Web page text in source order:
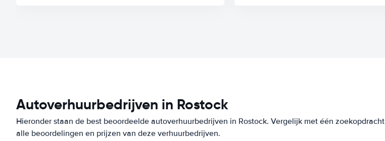
Autoverhuurbedrijven in Rostock
Hieronder staan de best beoordeelde autoverhuurbedrijven in Rostock. Vergelijk met één zoekopdracht
alle beoordelingen en prijzen van deze verhuurbedrijven.